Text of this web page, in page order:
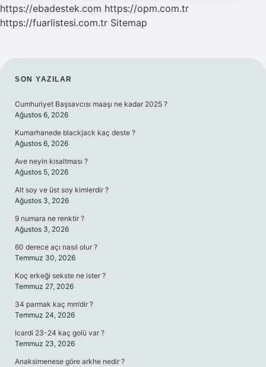
https://ebadestek.com https://opm.com.tr
https://fuarlistesi.com.tr Sitemap
SIDEBAR
SON YAZILAR
Cumhuriyet Başsavcısı maaşı ne kadar 2025 ?
Ağustos 6, 2026
Kumarhanede blackjack kaç deste ?
Ağustos 6, 2026
Ave neyin kısaltması ?
Ağustos 5, 2026
Alt soy ve üst soy kimlerdir ?
Ağustos 3, 2026
9 numara ne renktir ?
Ağustos 3, 2026
60 derece açı nasıl olur ?
Temmuz 30, 2026
Koç erkeği sekste ne ister ?
Temmuz 27, 2026
34 parmak kaç mm’dir ?
Temmuz 24, 2026
Icardi 23-24 kaç golü var ?
Temmuz 23, 2026
Anaksimenese göre arkhe nedir ?